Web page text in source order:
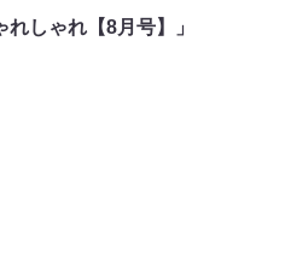
しゃれ【8月号】」